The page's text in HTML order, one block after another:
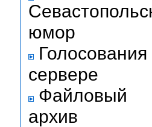
юмор
Голосования
сервере
Файловый
архив